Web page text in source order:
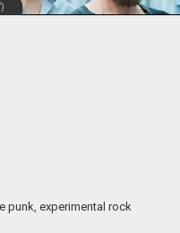
punk, experimental rock